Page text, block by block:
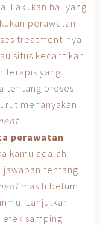
Lakukan hal yang
perawatan
treatment-nya
situs kecantikan.
terapis yang
tentang proses
menanyakan
.
perawatan
kamu adalah
jawaban tentang
masih belum
Lanjutkan
samping